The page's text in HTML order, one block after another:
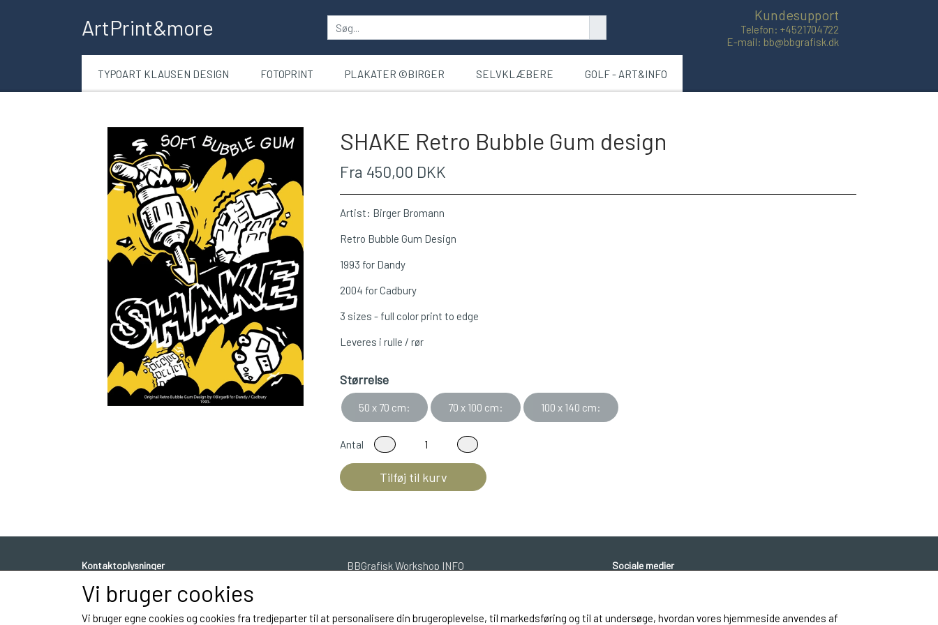
ArtPrint&more Kundesupport
Telefon: +4521704722
E-mail: bb@bbgrafisk.dk
TYPOART KLAUSEN DESIGN FOTOPRINT PLAKATER ©BIRGER SELVKLÆBERE GOLF - ART&INFO
SHAKE Retro Bubble Gum design
Fra 450,00 DKK
Artist: Birger Bromann
Retro Bubble Gum Design
1993 for Dandy
2004 for Cadbury
3 sizes - full color print to edge
Leveres i rulle / rør
Størrelse
50 x 70 cm: 70 x 100 cm: 100 x 140 cm:
Antal
Tilføj til kurv
Kontaktoplysninger
Tegner Birger Bromann
Sagavej 2
5210 Odense
BBGrafisk Workshop INFO Sociale medier
Vi bruger cookies
Vi bruger egne cookies og cookies fra tredjeparter til at personalisere din brugeroplevelse, til markedsføring og til at undersøge, hvordan vores hjemmeside anvendes af